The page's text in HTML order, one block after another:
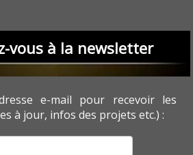
vous à la newsletter
e-mail pour recevoir les
à jour, infos des projets etc.) :